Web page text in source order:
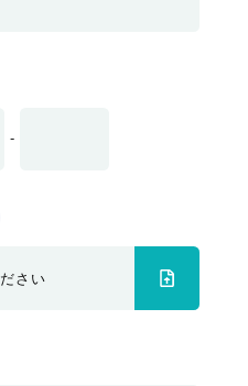
-
さい